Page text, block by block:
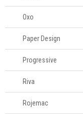
Oxo
Paper Design
Progressive
Riva
Rojemac